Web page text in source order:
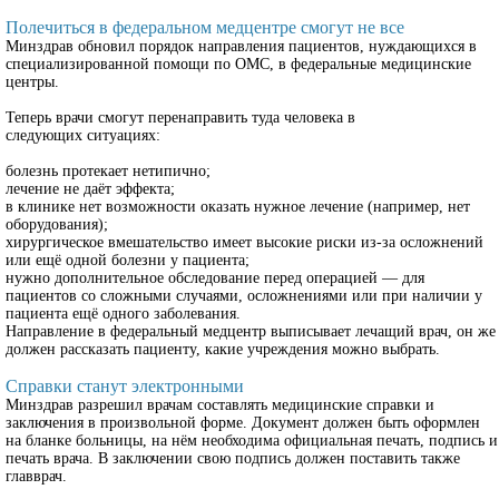
Полечиться в федеральном медцентре смогут не все
Минздрав обновил порядок направления пациентов, нуждающихся в
специализированной помощи по ОМС, в федеральные медицинские
центры.
Теперь врачи смогут перенаправить туда человека в
следующих ситуациях:
болезнь протекает нетипично;
лечение не даёт эффекта;
в клинике нет возможности оказать нужное лечение (например, нет
оборудования);
хирургическое вмешательство имеет высокие риски из-за осложнений
или ещё одной болезни у пациента;
нужно дополнительное обследование перед операцией — для
пациентов со сложными случаями, осложнениями или при наличии у
пациента ещё одного заболевания.
Направление в федеральный медцентр выписывает лечащий врач, он же
должен рассказать пациенту, какие учреждения можно выбрать.
Справки станут электронными
Минздрав разрешил врачам составлять медицинские справки и
заключения в произвольной форме. Документ должен быть оформлен
на бланке больницы, на нём необходима официальная печать, подпись и
печать врача. В заключении свою подпись должен поставить также
главврач.